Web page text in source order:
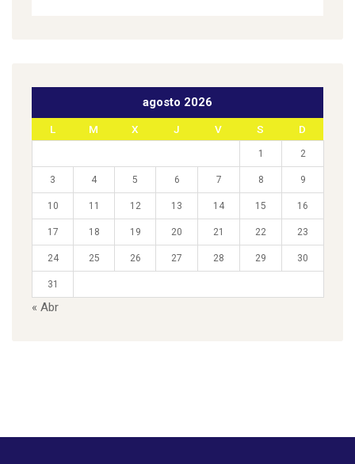
agosto 2026
L M X J V S D
1 2
3 4 5 6 7 8 9
10 11 12 13 14 15 16
17 18 19 20 21 22 23
24 25 26 27 28 29 30
31
« Abr